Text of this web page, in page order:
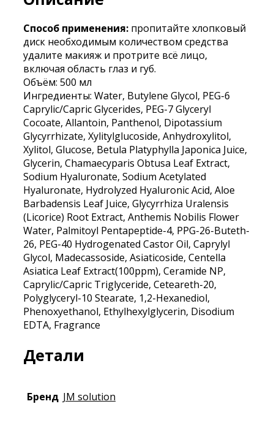
Способ применения: пропитайте хлопковый
диск необходимым количеством средства
удалите макияж и протрите всё лицо,
включая область глаз и губ.
Объём: 500 мл
Ингредиенты: Water, Butylene Glycol, PEG-6
Caprylic/Capric Glycerides, PEG-7 Glyceryl
Cocoate, Allantoin, Panthenol, Dipotassium
Glycyrrhizate, Xylitylglucoside, Anhydroxylitol,
Xylitol, Glucose, Betula Platyphylla Japonica Juice,
Glycerin, Chamaecyparis Obtusa Leaf Extract,
Sodium Hyaluronate, Sodium Acetylated
Hyaluronate, Hydrolyzed Hyaluronic Acid, Aloe
Barbadensis Leaf Juice, Glycyrrhiza Uralensis
(Licorice) Root Extract, Anthemis Nobilis Flower
Water, Palmitoyl Pentapeptide-4, PPG-26-Buteth-
26, PEG-40 Hydrogenated Castor Oil, Caprylyl
Glycol, Madecassoside, Asiaticoside, Centella
Asiatica Leaf Extract(100ppm), Ceramide NP,
Caprylic/Capric Triglyceride, Ceteareth-20,
Polyglyceryl-10 Stearate, 1,2-Hexanediol,
Phenoxyethanol, Ethylhexylglycerin, Disodium
EDTA, Fragrance
Детали
Бренд JM solution